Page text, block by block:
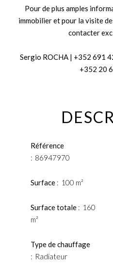
Pour de plus amples
immobilier et pour la visite
contacter
Sergio ROCHA | +352 691
+352 20
Référence
86947970
Surface 100 m²
Surface totale
160
m²
Type de chauffage
Radiateur